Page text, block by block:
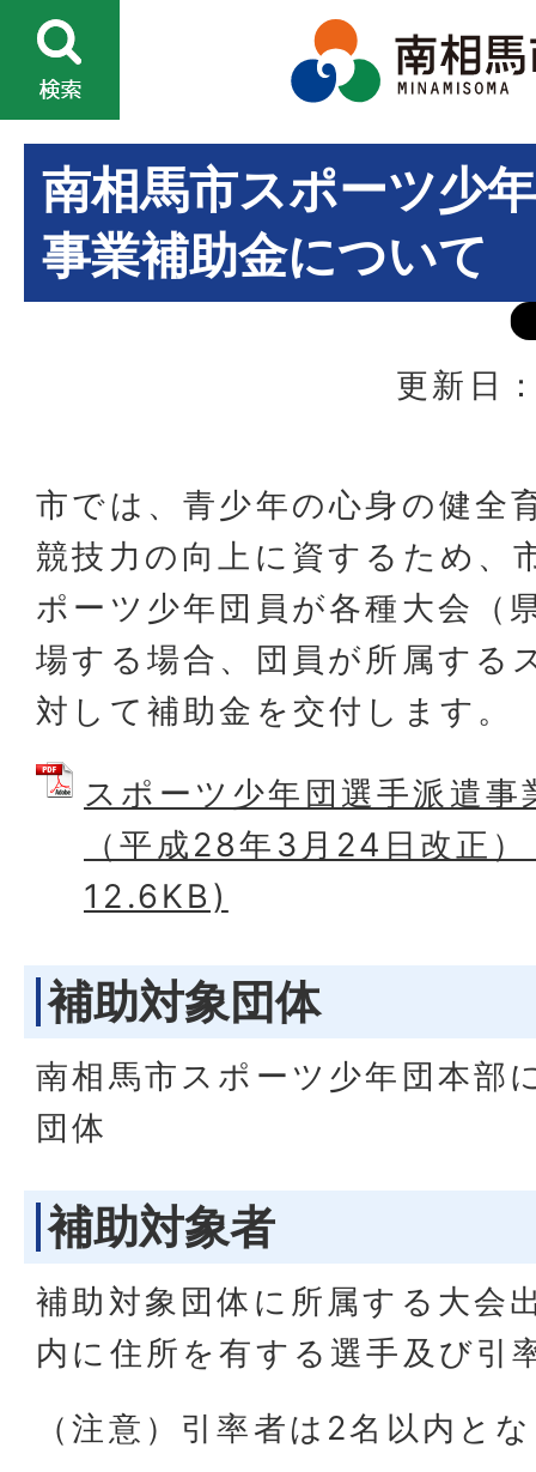
南相馬市スポーツ少
事業補助金について
更新日
市では、青少年の心身の健全
競技力の向上に資するため、
ポーツ少年団員が各種大会（
場する場合、団員が所属する
対して補助金を交付します。
スポーツ少年団選手派遣事
（平成28年3月24日改正
12.6KB)
補助対象団体
南相馬市スポーツ少年団本部
団体
補助対象者
補助対象団体に所属する大会
内に住所を有する選手及び引
（注意）引率者は2名以内と